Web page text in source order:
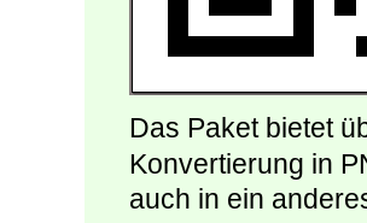
Das Paket bietet
Konvertierung in
auch in ein